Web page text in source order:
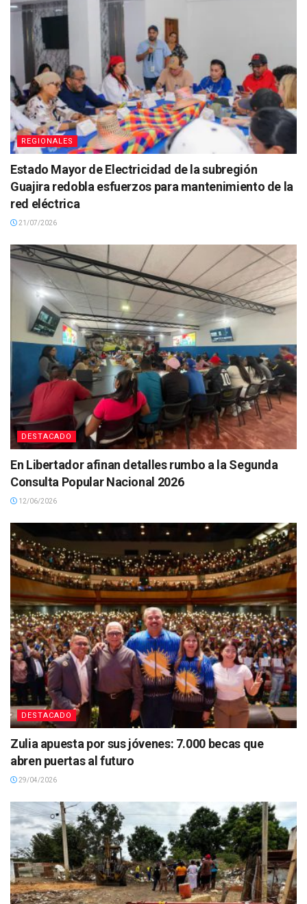
REGIONALES
Estado Mayor de Electricidad de la subregión
Guajira redobla esfuerzos para mantenimiento de la
red eléctrica
21/07/2026
DESTACADO
En Libertador afinan detalles rumbo a la Segunda
Consulta Popular Nacional 2026
12/06/2026
DESTACADO
Zulia apuesta por sus jóvenes: 7.000 becas que
abren puertas al futuro
29/04/2026